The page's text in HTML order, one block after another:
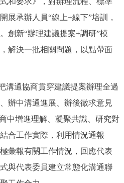
العربية
展承辦人員“線上+線下”培訓，
創新“辦理建議提案+調研”模
解決一批相關問題，以點帶面
通協商貫穿建議提案辦理全過
辦中溝通進展、辦後徵求意見
中增進理解、凝聚共識、研究對
合工作實際，利用情況通報
彙報有關工作情況，回應代表
與代表委員建立常態化溝通聯